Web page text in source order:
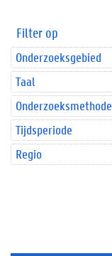
Filter op
Onderzoeksgebied
Taal
Onderzoeksmethode
Tijdsperiode
Regio